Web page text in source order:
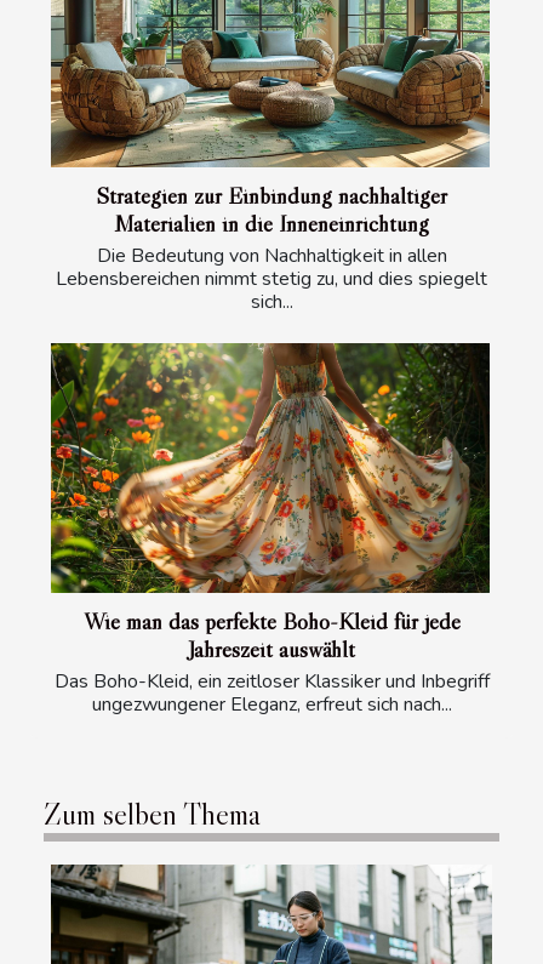
Strategien zur Einbindung nachhaltiger
Materialien in die Inneneinrichtung
Die Bedeutung von Nachhaltigkeit in allen
Lebensbereichen nimmt stetig zu, und dies spiegelt
sich...
Wie man das perfekte Boho-Kleid für jede
Jahreszeit auswählt
Das Boho-Kleid, ein zeitloser Klassiker und Inbegriff
ungezwungener Eleganz, erfreut sich nach...
Zum selben Thema